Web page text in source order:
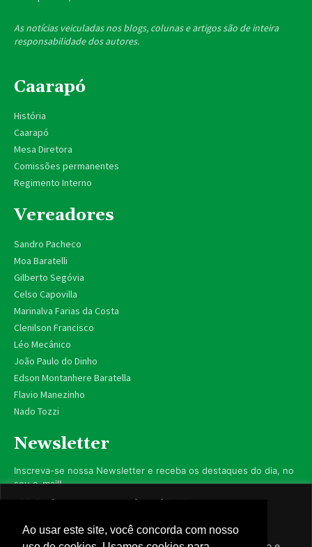
Valorizamos sua privacidade
Utilizamos cookies para aprimorar sua experiência de
As notícias veiculadas nos blogs, colunas e artigos são de inteira
responsabilidade dos autores.
Caarapó
História
Caarapó
Mesa Diretora
Comissões permanentes
Regimento Interno
Vereadores
Sandro Pacheco
Moa Baratelli
Gilberto Segóvia
Celso Capovilla
Marinalva Farias da Costa
Clenilson Francisco
Léo Mecânico
João Paulo do Dinho
Edson Montanhere Baratella
Flavio Manezinho
Nado Tozzi
Newsletter
Inscreva-se nossa Newsletter e receba os destaques do dia, no
seu e-mail!
Ao usar este site, você concorda com nosso